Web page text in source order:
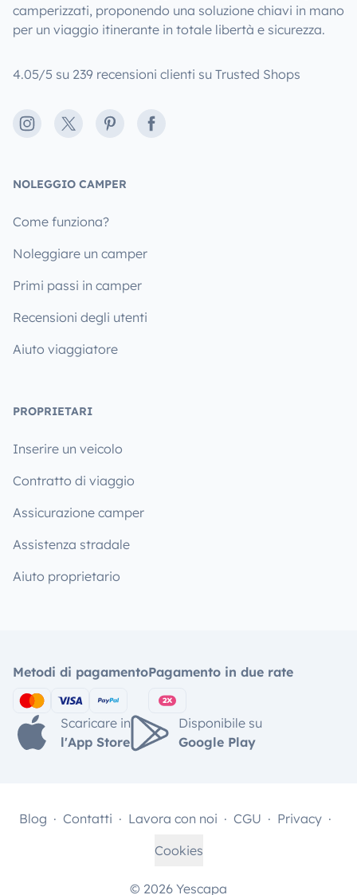
camperizzati, proponendo una soluzione chiavi in mano
per un viaggio itinerante in totale libertà e sicurezza.
4.05/5 su 239 recensioni clienti su Trusted Shops
Instagram
X PinterestFacebook
NOLEGGIO CAMPER
Come funziona?
Noleggiare un camper
Primi passi in camper
Recensioni degli utenti
Aiuto viaggiatore
PROPRIETARI
Inserire un veicolo
Contratto di viaggio
Assicurazione camper
Assistenza stradale
Aiuto proprietario
Metodi di pagamentoPagamento in due rate
Scaricare in
l'App Store
Disponibile su
Google Play
© 2026 Yescapa
Blog Contatti Lavora con noi CGU
Privacy
Cookies